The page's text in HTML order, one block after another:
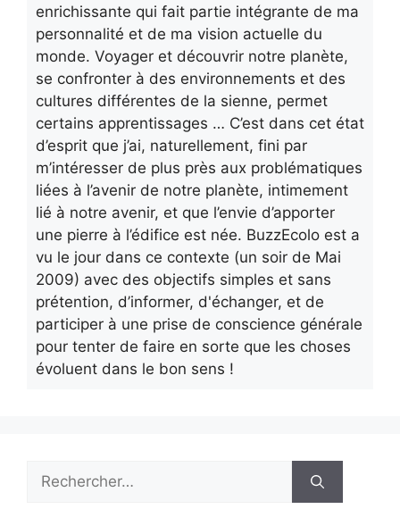
enrichissante qui fait partie intégrante de ma
personnalité et de ma vision actuelle du
monde. Voyager et découvrir notre planète,
se confronter à des environnements et des
cultures différentes de la sienne, permet
certains apprentissages … C’est dans cet état
d’esprit que j’ai, naturellement, fini par
m’intéresser de plus près aux problématiques
liées à l’avenir de notre planète, intimement
lié à notre avenir, et que l’envie d’apporter
une pierre à l’édifice est née. BuzzEcolo est a
vu le jour dans ce contexte (un soir de Mai
2009) avec des objectifs simples et sans
prétention, d’informer, d'échanger, et de
participer à une prise de conscience générale
pour tenter de faire en sorte que les choses
évoluent dans le bon sens !
Rechercher :